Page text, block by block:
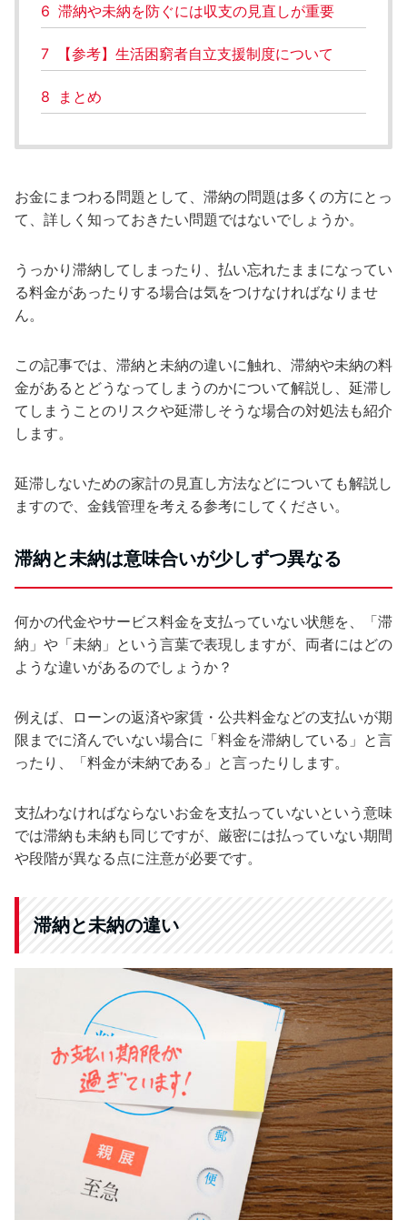
6 滞納や未納を防ぐには収支の見直しが重要
7 【参考】生活困窮者自立支援制度について
8 まとめ
お金にまつわる問題として、滞納の問題は多くの方にとっ
て、詳しく知っておきたい問題ではないでしょうか。
うっかり滞納してしまったり、払い忘れたままになってい
る料金があったりする場合は気をつけなければなりませ
ん。
この記事では、滞納と未納の違いに触れ、滞納や未納の料
金があるとどうなってしまうのかについて解説し、延滞し
てしまうことのリスクや延滞しそうな場合の対処法も紹介
します。
延滞しないための家計の見直し方法などについても解説し
ますので、金銭管理を考える参考にしてください。
滞納と未納は意味合いが少しずつ異なる
何かの代金やサービス料金を支払っていない状態を、「滞
納」や「未納」という言葉で表現しますが、両者にはどの
ような違いがあるのでしょうか？
例えば、ローンの返済や家賃・公共料金などの支払いが期
限までに済んでいない場合に「料金を滞納している」と言
ったり、「料金が未納である」と言ったりします。
支払わなければならないお金を支払っていないという意味
では滞納も未納も同じですが、厳密には払っていない期間
や段階が異なる点に注意が必要です。
滞納と未納の違い